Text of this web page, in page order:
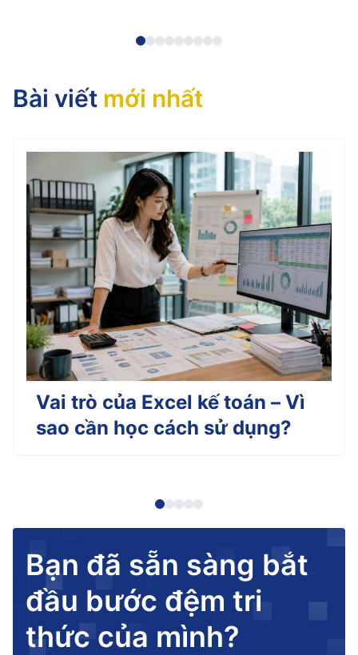
Bài viết mới nhất
Vai trò của Excel kế toán – Vì
sao cần học cách sử dụng?
Bạn đã sẵn sàng bắt
đầu bước đệm tri
thức của mình?